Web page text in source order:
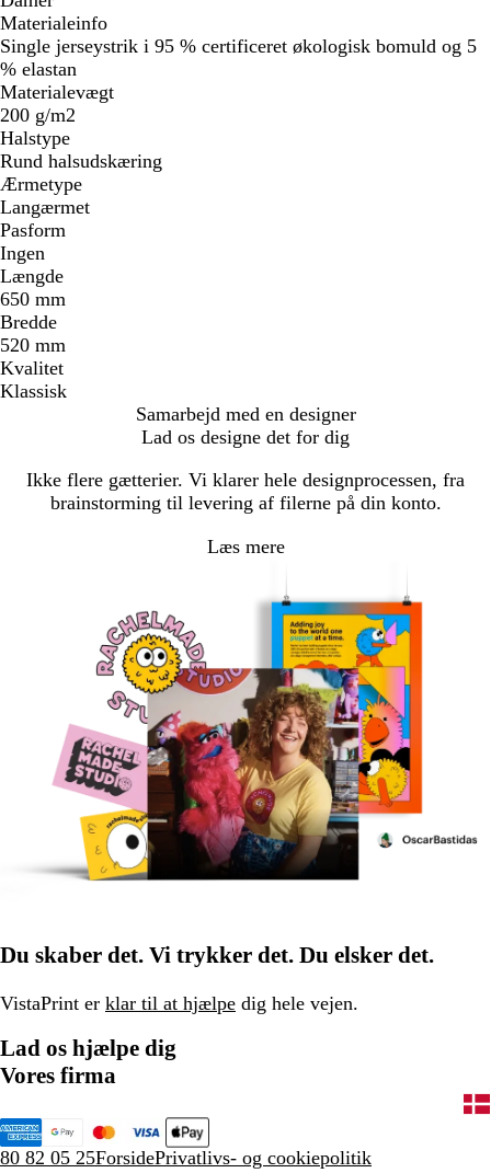
Materialeinfo
Single jerseystrik i 95 % certificeret økologisk bomuld og 5
% elastan
Materialevægt
200 g/m2
Halstype
Rund halsudskæring
Ærmetype
Langærmet
Pasform
Ingen
Længde
650 mm
Bredde
520 mm
Kvalitet
Klassisk
Samarbejd med en designer
Lad os designe det for dig
Ikke flere gætterier. Vi klarer hele designprocessen, fra
brainstorming til levering af filerne på din konto.
Læs mere
Du skaber det. Vi trykker det. Du elsker det.
VistaPrint er klar til at hjælpe dig hele vejen.
Lad os hjælpe dig
Vores firma
80 82 05 25ForsidePrivatlivs- og cookiepolitik